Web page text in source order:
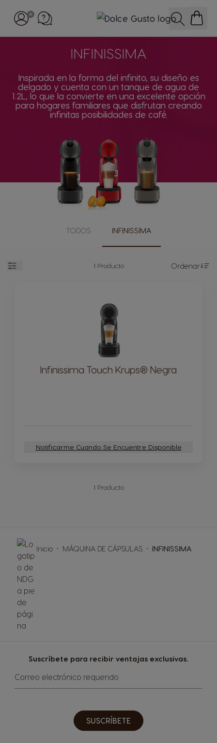
Búsqueda
INFINISSIMA
Inspirada en la forma del infinito, su diseño es
delgado y cuenta con un tanque de agua de
1.2L, lo que la convierte en una excelente opción
para hogares familiares que disfrutan creando
infinitas posibilidades de café.
TODOS INFINISSIMA
1 Producto
Ordenar
Infinissima Touch Krups® Negra
Notificarme Cuando Se Encuentre Disponible
1 Producto
Suscríbete para recibir ventajas exclusivas.
Correo electrónico requerido
SUSCRÍBETE
Inicio MÁQUINA DE CÁPSULAS INFINISSIMA